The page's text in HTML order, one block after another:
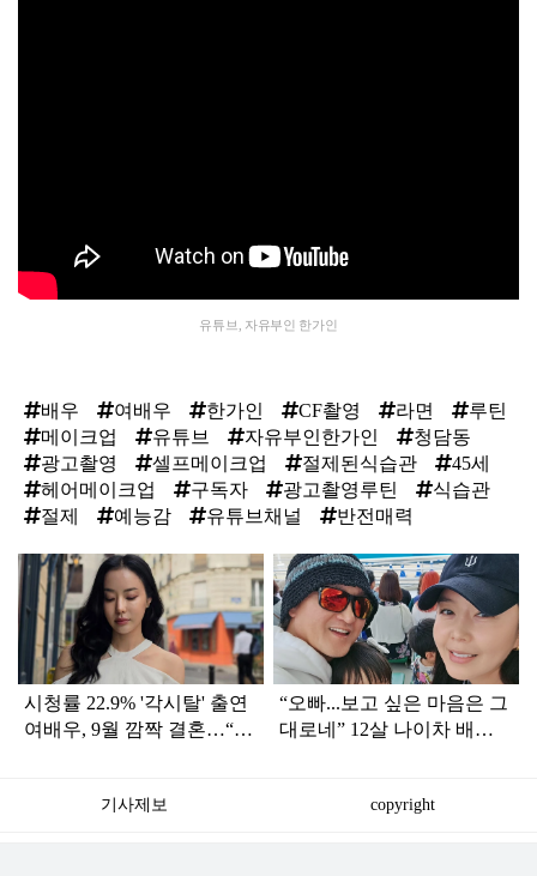
유튜브, 자유부인 한가인
배우 여배우 한가인 CF촬영 라면
루틴
메이크업
유튜브 자유부인한가인
청담동
광고촬영
셀프메이크업 절제된식습관
45세
헤어메이크업
구독자 광고촬영루틴
식습관
절제
예능감 유튜브채널 반전매력
탑
라
인
시청률 22.9% '각시탈' 출연
여배우, 9월 깜짝 결혼…“함
“오빠...보고 싶은 마음은 그
대로네” 12살 나이차 배우
기사제보 copyright